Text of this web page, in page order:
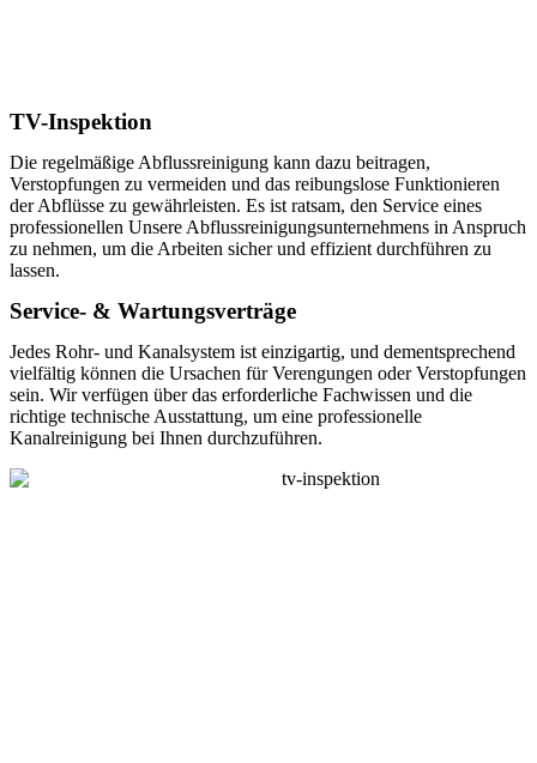
TV-Inspektion
Die regelmäßige Abflussreinigung kann dazu beitragen,
Verstopfungen zu vermeiden und das reibungslose Funktionieren
der Abflüsse zu gewährleisten. Es ist ratsam, den Service eines
professionellen Unsere Abflussreinigungsunternehmens in Anspruch
zu nehmen, um die Arbeiten sicher und effizient durchführen zu
lassen.
Service- & Wartungsverträge
Jedes Rohr- und Kanalsystem ist einzigartig, und dementsprechend
vielfältig können die Ursachen für Verengungen oder Verstopfungen
sein. Wir verfügen über das erforderliche Fachwissen und die
richtige technische Ausstattung, um eine professionelle
Kanalreinigung bei Ihnen durchzuführen.